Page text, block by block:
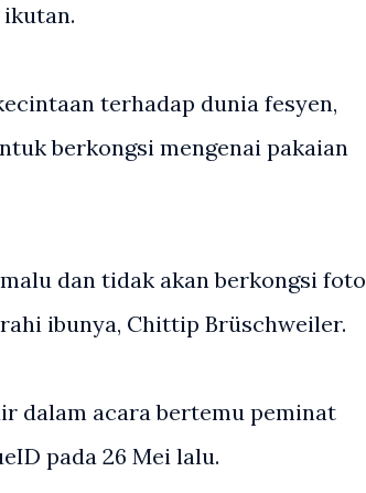
terhadap dunia fesyen,
berkongsi mengenai pakaian
dan tidak akan berkongsi foto
ibunya, Chittip Brüschweiler.
dalam acara bertemu peminat
pada 26 Mei lalu.